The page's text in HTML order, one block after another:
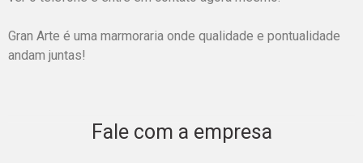
Gran Arte é uma marmoraria onde qualidade e pontualidade
andam juntas!
Fale com a empresa